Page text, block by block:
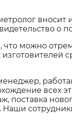
о
можно
всех
поставка